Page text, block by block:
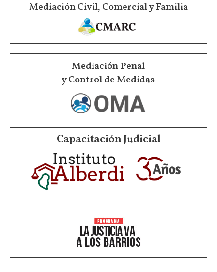
Mediación Civil, Comercial y Familia
Mediación Penal
y Control de Medidas
Capacitación Judicial